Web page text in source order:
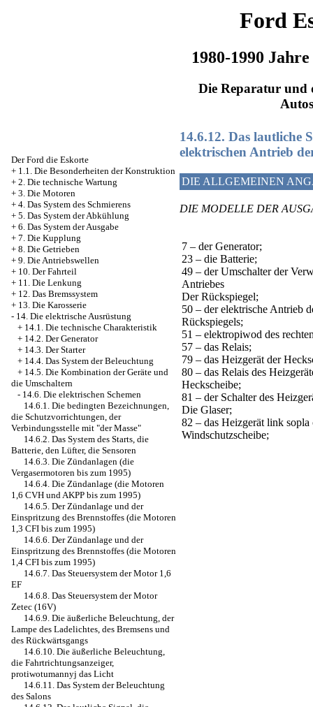
Ford
1980-1990
Die Reparatur und
Autos
Der Ford die Eskorte
+ 1.1. Die Besonderheiten der Konstruktion
+ 2. Die technische Wartung
+ 3. Die Motoren
+ 4. Das System des Schmierens
+ 5. Das System der Abkühlung
+ 6. Das System der Ausgabe
+ 7. Die Kupplung
+ 8. Die Getrieben
+ 9. Die Antriebswellen
+ 10. Der Fahrteil
+ 11. Die Lenkung
+ 12. Das Bremssystem
+ 13. Die Karosserie
- 14. Die elektrische Ausrüstung
+ 14.1. Die technische Charakteristik
+ 14.2. Der Generator
+ 14.3. Der Starter
+ 14.4. Das System der Beleuchtung
+ 14.5. Die Kombination der Geräte und
die Umschaltern
- 14.6. Die elektrischen Schemen
14.6.1. Die bedingten Bezeichnungen,
die Schutzvorrichtungen, der
Verbindungsstelle mit "der Masse"
14.6.2. Das System des Starts, die
Batterie, den Lüfter, die Sensoren
14.6.3. Die Zündanlagen (die
Vergasermotoren bis zum 1995)
14.6.4. Die Zündanlage (die Motoren
1,6 CVH und AKPP bis zum 1995)
14.6.5. Der Zündanlage und der
Einspritzung des Brennstoffes (die Motoren
1,3 CFI bis zum 1995)
14.6.6. Der Zündanlage und der
Einspritzung des Brennstoffes (die Motoren
1,4 CFI bis zum 1995)
14.6.7. Das Steuersystem der Motor 1,6
EF
14.6.8. Das Steuersystem der Motor
Zetec (16V)
14.6.9. Die äußerliche Beleuchtung, der
Lampe des Ladelichtes, des Bremsens und
des Rückwärtsgangs
14.6.10. Die äußerliche Beleuchtung,
die Fahrtrichtungsanzeiger,
protiwotumannyj das Licht
14.6.11. Das System der Beleuchtung
des Salons
14.6.12. Das lautliche
elektrischen Antrieb
DIE ALLGEMEINEN
DIE MODELLE DER
7 – der Generator;
23 – die Batterie;
49 – der Umschalter der
Antriebes
Der Rückspiegel;
50 – der elektrische Antrieb
Rückspiegels;
51 – elektropiwod des
57 – das Relais;
79 – das Heizgerät der
80 – das Relais des
Heckscheibe;
81 – der Schalter des
Die Glaser;
82 – das Heizgerät link
Windschutzscheibe;